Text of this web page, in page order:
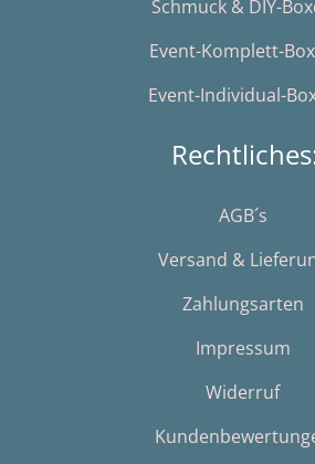
Schmuck & DIY-
Event-Komplett-
Event-Individual-
AGB´s
Versand &
Zahlungsarten
Impressum
Widerruf